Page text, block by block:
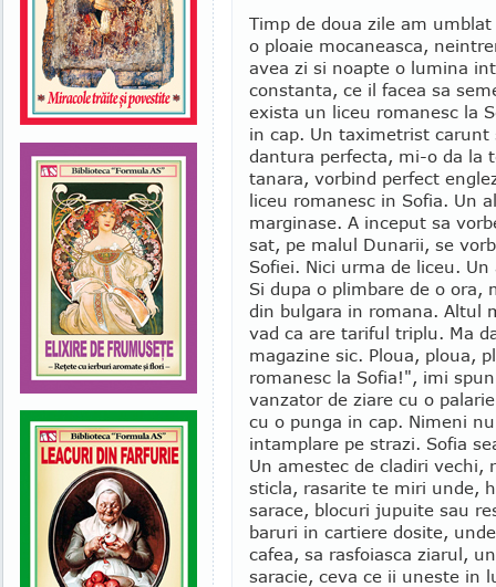
Timp de doua zile am
o ploaie mocaneasca,
avea zi si noapte o lumina
constanta, ce il facea sa
exista un liceu romanesc la
in cap. Un taximetrist
dantura perfecta, mi-o da la
tanara, vorbind perfect
liceu romanesc in Sofia. Un
marginase. A inceput sa
sat, pe malul Dunarii, se
Sofiei. Nici urma de liceu.
Si dupa o plimbare de o
din bulgara in romana. Altul
vad ca are tariful triplu. Ma
magazine sic. Ploua, ploua,
romanesc la Sofia!", imi
vanzator de ziare cu o
cu o punga in cap. Nimeni
intamplare pe strazi. Sofia
Un amestec de cladiri vechi,
sticla, rasarite te miri unde,
sarace, blocuri jupuite sau
baruri in cartiere dosite,
cafea, sa rasfoiasca ziarul,
saracie, ceva ce ii uneste in